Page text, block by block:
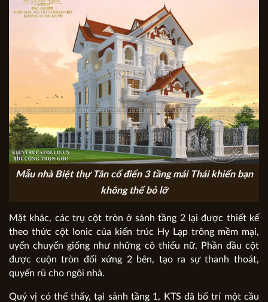
Mẫu nhà Biệt thự Tân cổ điển 3 tầng mái Thái khiến bạn
không thể bỏ lỡ
Mặt khác, các trụ cột tròn ở sảnh tầng 2 lại được thiết kế
theo thức cột Ionic của kiến trúc Hy Lạp trông mềm mại,
uyển chuyển giống như những cô thiếu nữ. Phần đầu cột
được cuộn tròn đối xứng 2 bên, tạo ra sự thanh thoát,
quyến rũ cho ngôi nhà.
Quý vị có thể thấy, tại sảnh tầng 1, KTS đã bố trí một cầu